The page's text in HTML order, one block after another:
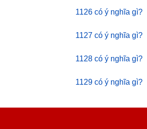
1126 có ý nghĩa gì?
1127 có ý nghĩa gì?
1128 có ý nghĩa gì?
1129 có ý nghĩa gì?